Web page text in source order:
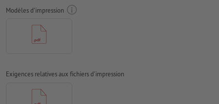
Mode couleur :
CMJN, FOGRA51 (PSO Coated v3) pour les
papiers couchés
Nous ne vérifions pas les
commentairessont supprimés et ne seront ainsi pas
Le contenu des
Modèles d'impression
Exigences relatives aux fichiers d'impression